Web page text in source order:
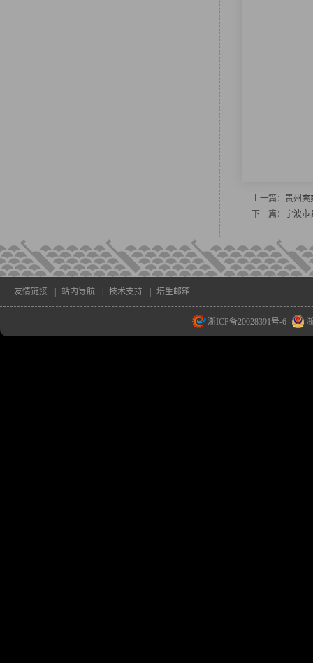
上一篇： 贵州爽
下一篇： 宁波市
友情链接 站内导航 技术支持 培生邮箱
浙ICP备20028391号-6